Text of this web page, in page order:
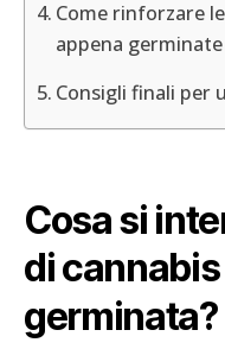
Come rinforzare
appena germinate
Consigli finali per
Cosa si
di
germinata?